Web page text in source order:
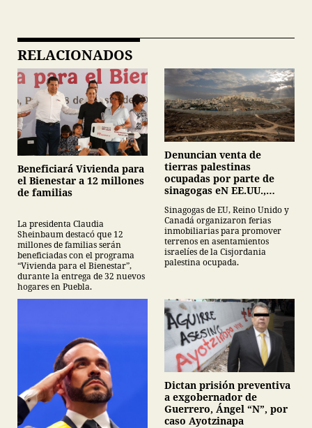
RELACIONADOS
Beneficiará Vivienda para
el Bienestar a 12 millones
de familias
La presidenta Claudia
Sheinbaum destacó que 12
millones de familias serán
beneficiadas con el programa
“Vivienda para el Bienestar”,
durante la entrega de 32 nuevos
hogares en Puebla.
Denuncian venta de
tierras palestinas
ocupadas por parte de
sinagogas eN EE.UU.,
Sinagogas de EU, Reino Unido y
Canadá organizaron ferias
inmobiliarias para promover
terrenos en asentamientos
israelíes de la Cisjordania
palestina ocupada.
Dictan prisión preventiva
a exgobernador de
Guerrero, Ángel “N”, por
caso Ayotzinapa